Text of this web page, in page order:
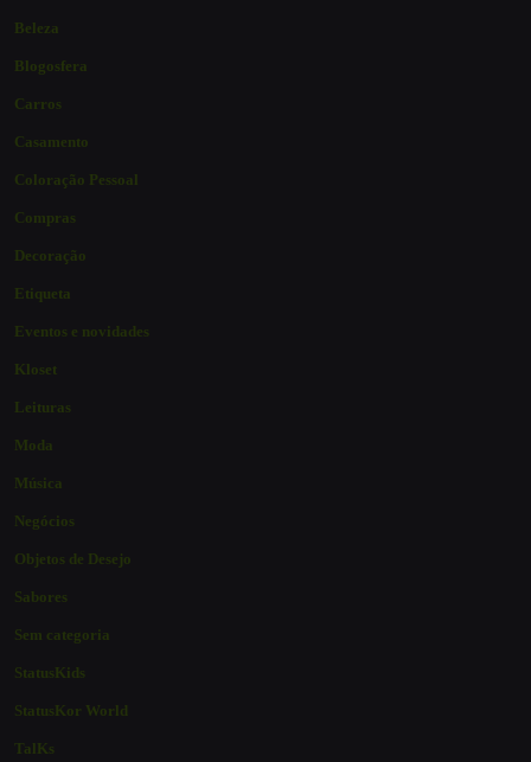
Beleza
Blogosfera
Carros
Casamento
Coloração Pessoal
Compras
Decoração
Etiqueta
Eventos e novidades
Kloset
Leituras
Moda
Música
Negócios
Objetos de Desejo
Sabores
Sem categoria
StatusKids
StatusKor World
TalKs